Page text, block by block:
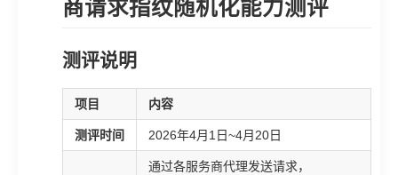
商请求指纹随机化能力测评
测评说明
项目 内容
测评时间 2026年4月1日~4月20日
通过各服务商代理发送请求，